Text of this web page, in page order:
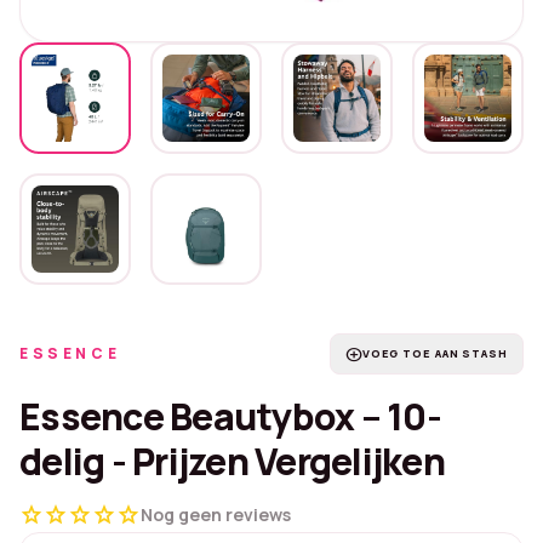
ESSENCE add_circleVOEG TOE AAN STASH
Essence Beautybox – 10-
delig - Prijzen Vergelijken
starstarstarstarstarNog geen reviews